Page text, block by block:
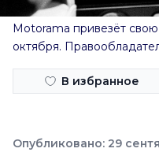
Motorama привезёт
октября.
В избранное
Опубликовано: 29